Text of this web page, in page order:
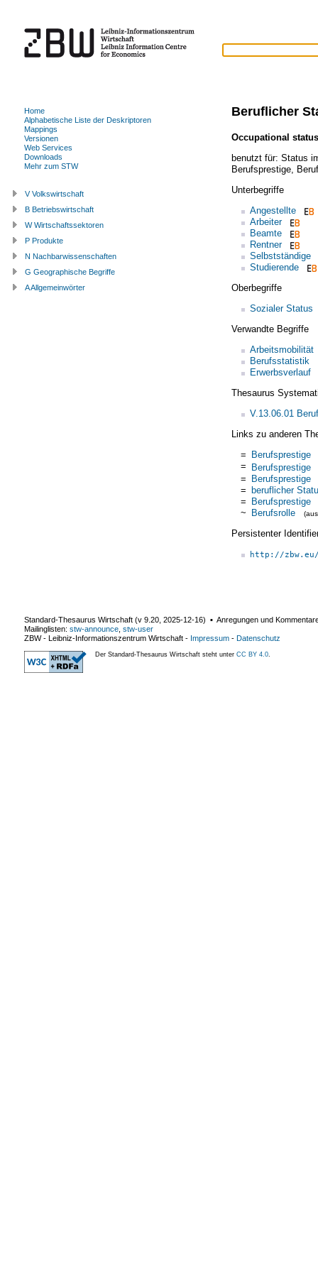
Beruflicher
Occupational status
benutzt für: Status
Berufsprestige,
Unterbegriffe
Angestellte
Arbeiter
Beamte
Rentner
Selbstständige
Studierende
Oberbegriffe
Sozialer Status
Verwandte Begriffe
Arbeitsmobilität
Berufsstatistik
Erwerbsverlauf
Thesaurus
V.13.06.01
Links zu anderen
= Berufsprestige
= Berufsprestige
= Berufsprestige
= beruflicher
= Berufsprestige
~ Berufsrolle
Persistenter
http://
Home
Alphabetische Liste der Deskriptoren
Mappings
Versionen
Web Services
Downloads
Mehr zum STW
V Volkswirtschaft
B Betriebswirtschaft
W Wirtschaftssektoren
P Produkte
N Nachbarwissenschaften
G Geographische Begriffe
A Allgemeinwörter
Standard-Thesaurus Wirtschaft (v 9.20 2025-12-16) ▪ Anregungen und
Mailinglisten: stw-announce stw-user
ZBW - Leibniz-Informationszentrum Wirtschaft - Impressum - Datenschutz
Der Standard-Thesaurus Wirtschaft steht unter CC BY 4.0